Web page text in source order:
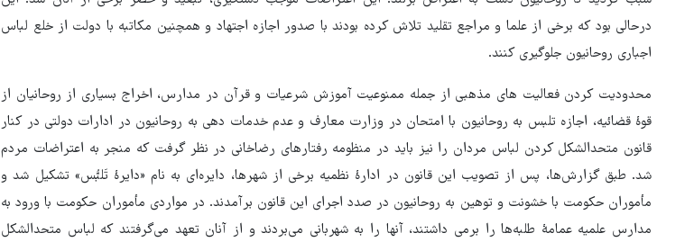
درحالی بود که برخی از علما و مراجع تقلید تلاش کرده بودند با صدور اجازه اجتهاد و همچنین مکاتبه با دولت از خلع لباس
اجباری روحانیون جلوگیری کنند.
محدودیت کردن فعالیت های مذهبی از جمله ممنوعیت آموزش شرعیات و قرآن در مدارس، اخراج بسیاری از روحانیان از
قوۀ قضائیه، اجازه تلبس به روحانیون با امتحان در وزارت معارف و عدم خدمات دهی به روحانیون در ادارات دولتی در کنار
قانون متحدالشکل کردن لباس مردان را نیز باید در منظومه رفتارهای رضاخانی در نظر گرفت که منجر به اعتراضات مردم
شد. طبق گزارش‌ها، پس از تصویب این قانون در ادارۀ نظمیه برخی از شهرها، دایره‌ای به نام «دایرۀ تَلبُّس» تشکیل شد و
مأموران حکومت با خشونت و توهین به روحانیون در صدد اجرای این قانون برآمدند. در مواردی مأموران حکومت با ورود به
مدارس علمیه عمامۀ طلبه‌ها را برمی داشتند، آنها را به شهربانی می‌بردند و از آنان تعهد می‌گرفتند که لباس متحدالشکل